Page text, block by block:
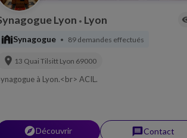
Lyon • Lyon
synagogueSynagogue • 89 demandes effectués
location_on 13 Quai Tilsitt Lyon 69000
à Lyon.<br> ACIL.
explorerDécouvrir messageContact